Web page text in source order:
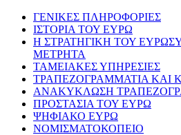
ΓΕΝΙΚΕΣ ΠΛΗΡΟΦΟΡΙΕΣ
ΙΣΤΟΡΙΑ ΤΟΥ ΕΥΡΩ
Η ΣΤΡΑΤΗΓΙΚΗ ΤΟΥ
ΜΕΤΡΗΤΑ
ΤΑΜΕΙΑΚΕΣ ΥΠΗΡΕΣΙΕΣ
ΤΡΑΠΕΖΟΓΡΑΜΜΑΤΙΑ ΚΑΙ
ΑΝΑΚΥΚΛΩΣΗ
ΠΡΟΣΤΑΣΙΑ ΤΟΥ ΕΥΡΩ
ΨΗΦΙΑΚΟ ΕΥΡΩ
ΝΟΜΙΣΜΑΤΟΚΟΠΕΙΟ